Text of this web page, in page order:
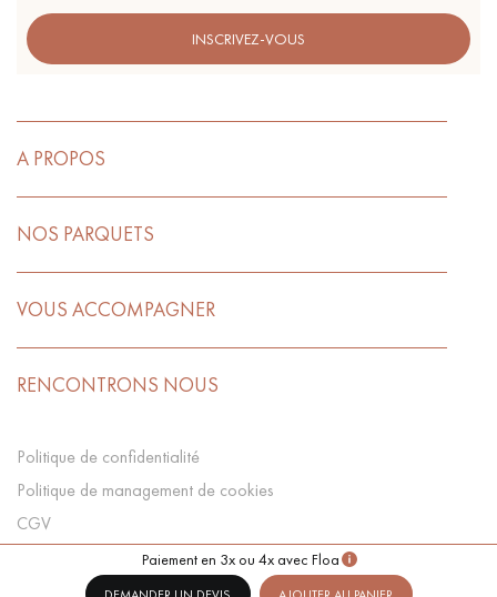
Paiement en 3x ou 4x avec Floa
INSCRIVEZ-VOUS
A PROPOS
NOS PARQUETS
VOUS ACCOMPAGNER
RENCONTRONS NOUS
Politique de confidentialité
Politique de management de cookies
CGV
Préférences Cookies